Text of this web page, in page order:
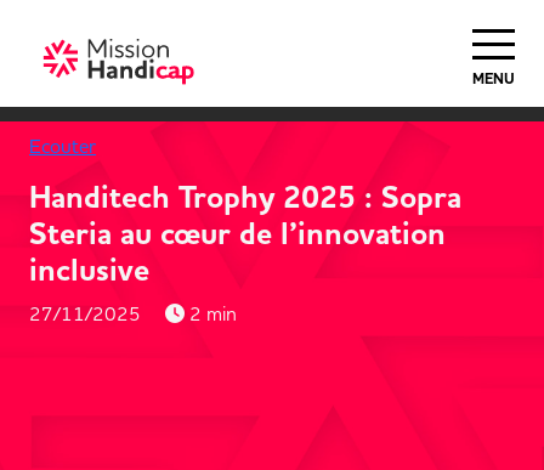
MENU
Ecouter
Handitech Trophy 2025 : Sopra
Steria au cœur de l’innovation
inclusive
27/11/2025 2 min